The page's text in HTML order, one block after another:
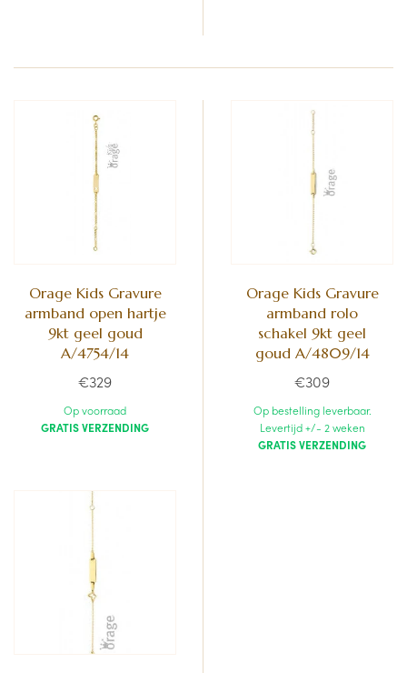
Orage Kids Gravure
armband open hartje
9kt geel goud
A/4754/14
€329
Op voorraad
GRATIS VERZENDING
Orage Kids Gravure
armband rolo
schakel 9kt geel
goud A/4809/14
€309
Op bestelling leverbaar.
Levertijd +/- 2 weken
GRATIS VERZENDING